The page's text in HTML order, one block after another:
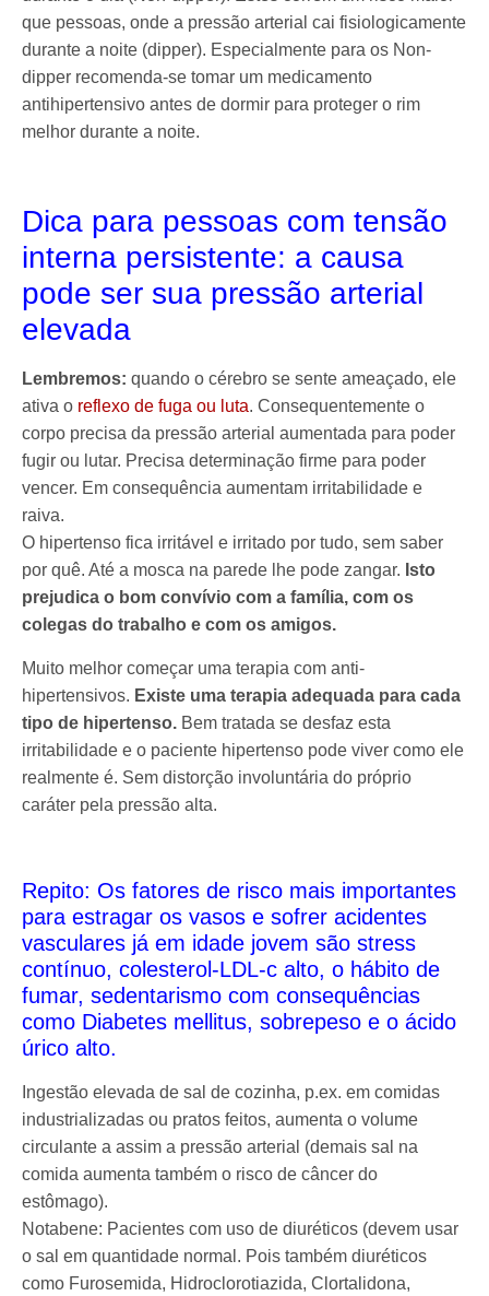
que pessoas, onde a pressão arterial cai fisiologicamente
durante a noite (dipper). Especialmente para os Non-
dipper recomenda-se tomar um medicamento
antihipertensivo antes de dormir para proteger o rim
melhor durante a noite.
Dica para pessoas com tensão
interna persistente: a causa
pode ser sua pressão arterial
elevada
Lembremos: quando o cérebro se sente ameaçado, ele
ativa o reflexo de fuga ou luta. Consequentemente o
corpo precisa da pressão arterial aumentada para poder
fugir ou lutar. Precisa determinação firme para poder
vencer. Em consequência aumentam irritabilidade e
raiva.
O hipertenso fica irritável e irritado por tudo, sem saber
por quê. Até a mosca na parede lhe pode zangar. Isto
prejudica o bom convívio com a família, com os
colegas do trabalho e com os amigos.
Muito melhor começar uma terapia com anti-
hipertensivos. Existe uma terapia adequada para cada
tipo de hipertenso. Bem tratada se desfaz esta
irritabilidade e o paciente hipertenso pode viver como ele
realmente é. Sem distorção involuntária do próprio
caráter pela pressão alta.
Repito: Os fatores de risco mais importantes
para estragar os vasos e sofrer acidentes
vasculares já em idade jovem são stress
contínuo, colesterol-LDL-c alto, o hábito de
fumar, sedentarismo com consequências
como Diabetes mellitus, sobrepeso e o ácido
úrico alto.
Ingestão elevada de sal de cozinha, p.ex. em comidas
industrializadas ou pratos feitos, aumenta o volume
circulante a assim a pressão arterial (demais sal na
comida aumenta também o risco de câncer do
estômago).
Notabene: Pacientes com uso de diuréticos (devem usar
o sal em quantidade normal. Pois também diuréticos
como Furosemida, Hidroclorotiazida, Clortalidona,